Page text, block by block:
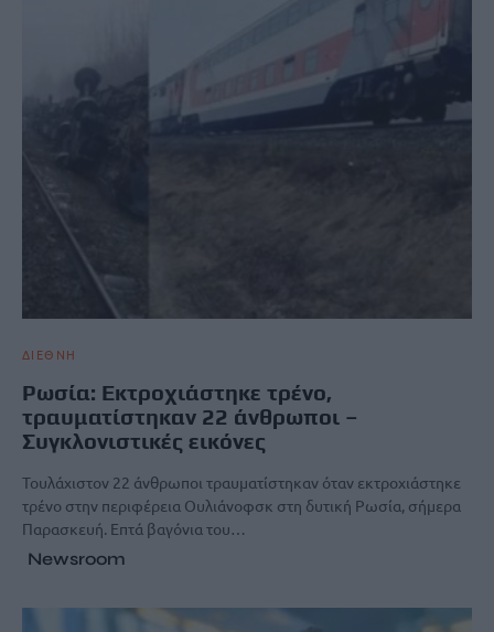
ΔΙΕΘΝΗ
Ρωσία: Εκτροχιάστηκε τρένο,
τραυματίστηκαν 22 άνθρωποι –
Συγκλονιστικές εικόνες
Τουλάχιστον 22 άνθρωποι τραυματίστηκαν όταν εκτροχιάστηκε
τρένο στην περιφέρεια Ουλιάνοφσκ στη δυτική Ρωσία, σήμερα
Παρασκευή. Επτά βαγόνια του…
Newsroom